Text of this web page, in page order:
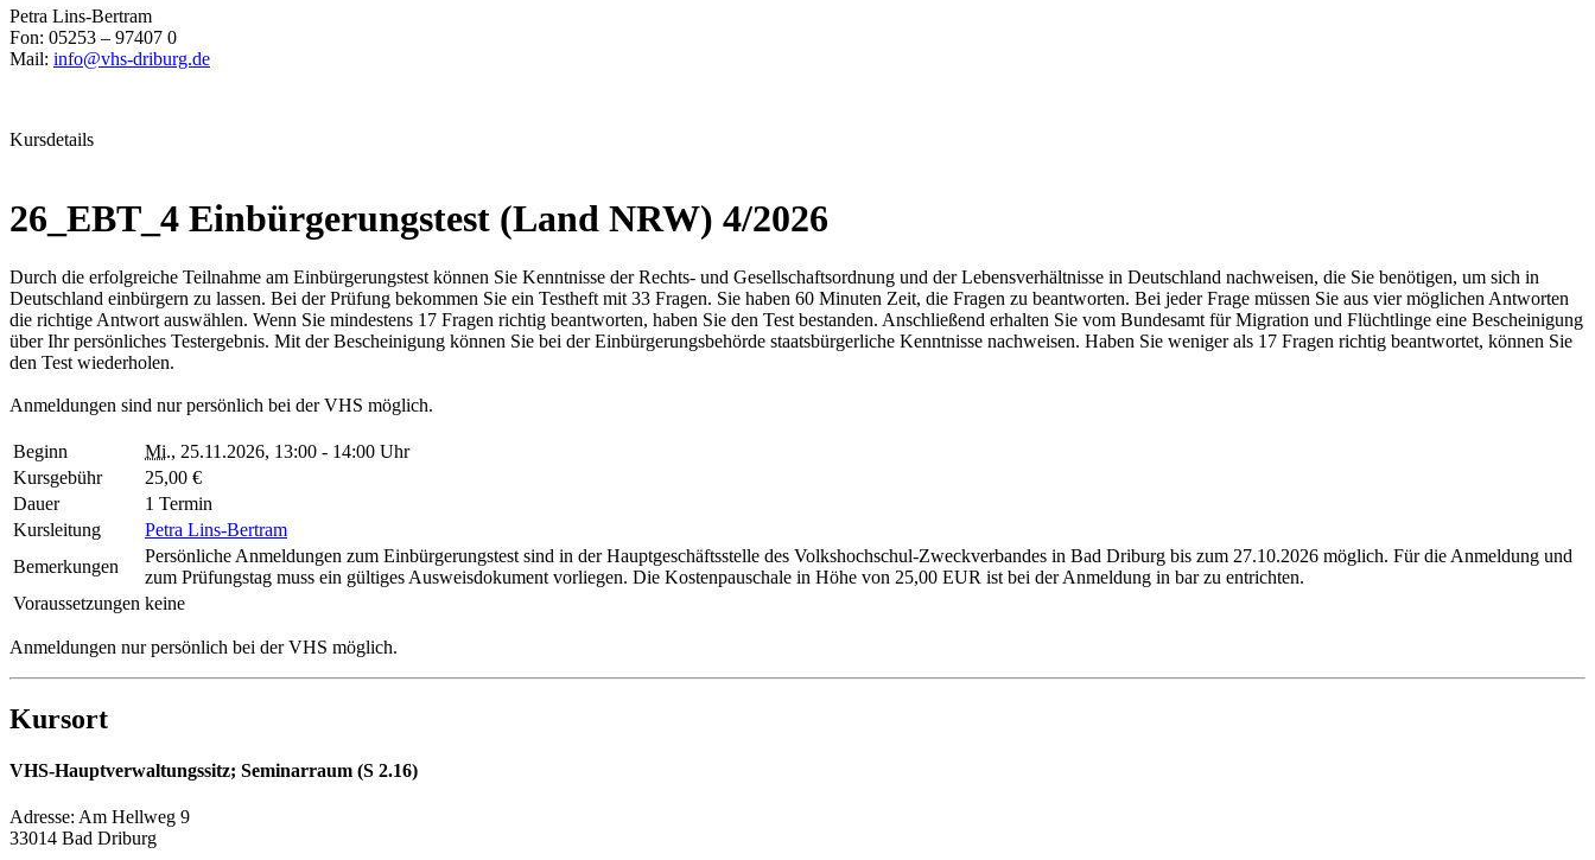
Petra Lins-Bertram
Fon: 05253 – 97407 0
Mail: info@vhs-driburg.de
Kursdetails
26_EBT_4 Einbürgerungstest (Land NRW) 4/2026
Durch die erfolgreiche Teilnahme am Einbürgerungstest können Sie Kenntnisse der Rechts- und Gesellschaftsordnung und der Lebensverhältnisse in Deutschland nachweisen, die Sie benötigen, um sich in
Deutschland einbürgern zu lassen. Bei der Prüfung bekommen Sie ein Testheft mit 33 Fragen. Sie haben 60 Minuten Zeit, die Fragen zu beantworten. Bei jeder Frage müssen Sie aus vier möglichen Antworten
die richtige Antwort auswählen. Wenn Sie mindestens 17 Fragen richtig beantworten, haben Sie den Test bestanden. Anschließend erhalten Sie vom Bundesamt für Migration und Flüchtlinge eine Bescheinigung
über Ihr persönliches Testergebnis. Mit der Bescheinigung können Sie bei der Einbürgerungsbehörde staatsbürgerliche Kenntnisse nachweisen. Haben Sie weniger als 17 Fragen richtig beantwortet, können Sie
den Test wiederholen.
Anmeldungen sind nur persönlich bei der VHS möglich.
Beginn Mi., 25.11.2026, 13:00 - 14:00 Uhr
Kursgebühr
25,00 €
Dauer
1 Termin
Kursleitung
Petra Lins-Bertram
Bemerkungen
Persönliche Anmeldungen zum Einbürgerungstest sind in der Hauptgeschäftsstelle des Volkshochschul-Zweckverbandes in Bad Driburg bis zum 27.10.2026 möglich. Für die Anmeldung und
zum Prüfungstag muss ein gültiges Ausweisdokument vorliegen. Die Kostenpauschale in Höhe von 25,00 EUR ist bei der Anmeldung in bar zu entrichten.
Voraussetzungen keine
Anmeldungen nur persönlich bei der VHS möglich.
Kursort
VHS-Hauptverwaltungssitz; Seminarraum (S 2.16)
Adresse: Am Hellweg 9
33014 Bad Driburg